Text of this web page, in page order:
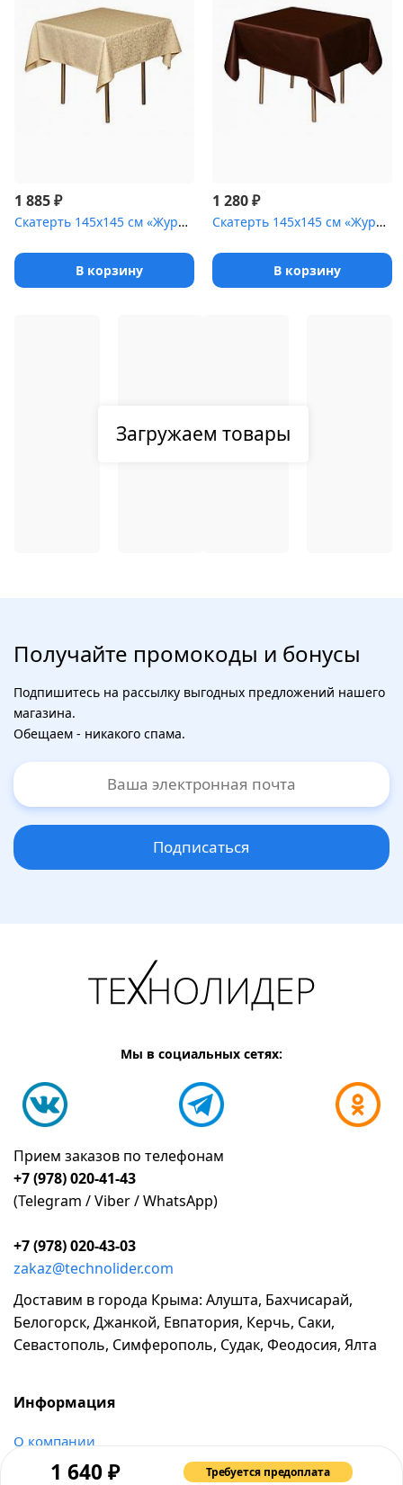
1 640₽ Требуется предоплата
1 885₽
Скатерть 145х145 см «Журавинка» бежевая [(цветок)]
В корзину
1 280₽
Скатерть 145х145 см «Журавинка» коричневая [(гладь)]
В корзину
Загружаем товары
Получайте промокоды и бонусы
Подпишитесь на рассылку выгодных предложений нашего
магазина.
Обещаем - никакого спама.
Подписаться
Мы в социальных сетях:
Прием заказов по телефонам
+7 (978) 020-41-43
(Telegram / Viber / WhatsApp)
+7 (978) 020-43-03
zakaz@technolider.com
Доставим в города Крыма: Алушта, Бахчисарай,
Белогорск, Джанкой, Евпатория, Керчь, Саки,
Севастополь, Симферополь, Судак, Феодосия, Ялта
Информация
о компании
возврат и обмен товара